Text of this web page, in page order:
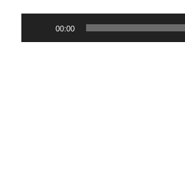
Player
00:00